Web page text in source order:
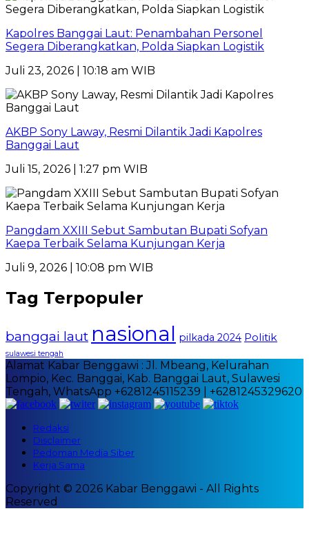
Kapolres Banggai Laut: Penambahan Personel
Segera Diberangkatkan, Polda Siapkan Logistik
Juli 23, 2026 | 10:18 am WIB
AKBP Sony Laway, Resmi Dilantik Jadi Kapolres
Banggai Laut
Juli 15, 2026 | 1:27 pm WIB
Pangdam XXIII Sebut Sambutan Bupati Sofyan
Kaepa Terbaik Selama Kunjungan Kerja
Juli 9, 2026 | 10:08 pm WIB
Tag Terpopuler
banggai laut nasional pilkada 2024 Politik
sulawesi tengah
Alamat Kabar Benggawi : Jl. Mbeang, Kelurahan
Lompio, Kec. Banggai, Kab. Banggai Laut, Sulawesi
Tengah, WhatsApp +6281245115239 | +6281245329620
Redaksi
Disclaimer
Pedoman Media Siber
Kerja Sama
Copyright © 2026 Kabar Benggawi - All Rights
Reserved